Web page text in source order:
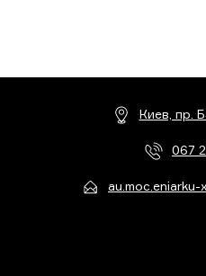
Киев, пр.
067